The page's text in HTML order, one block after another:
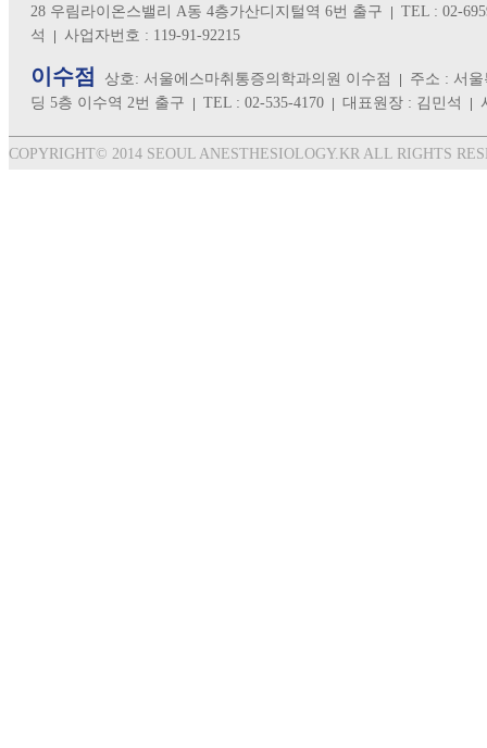
28 우림라이온스밸리 A동 4층가산디지털역 6번 출구
TEL : 02-
석
사업자번호 : 119-91-92215
이수점 상호: 서울에스마취통증의학과의원 이수점
주소 : 서
딩 5층 이수역 2번 출구
TEL : 02-535-4170 대표원장 : 김민석
COPYRIGHT© 2014 SEOUL ANESTHESIOLOGY.KR ALL RIGHTS